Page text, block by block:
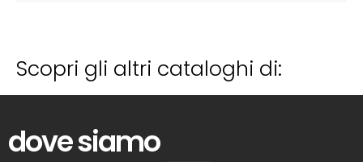
Scopri gli altri cataloghi di:
dove siamo